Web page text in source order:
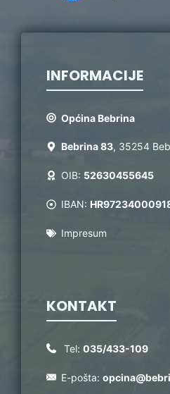
INFORMACIJE
Općina Bebrina
Bebrina 83, 35254
OIB: 52630455645
IBAN:
Impresum
KONTAKT
Tel: 035/433-109
E-pošta: